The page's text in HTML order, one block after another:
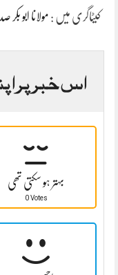
کیٹاگری میں : مولانا ابو
اس خبر پر
بہتر ہو سکتی تھی
0 Votes